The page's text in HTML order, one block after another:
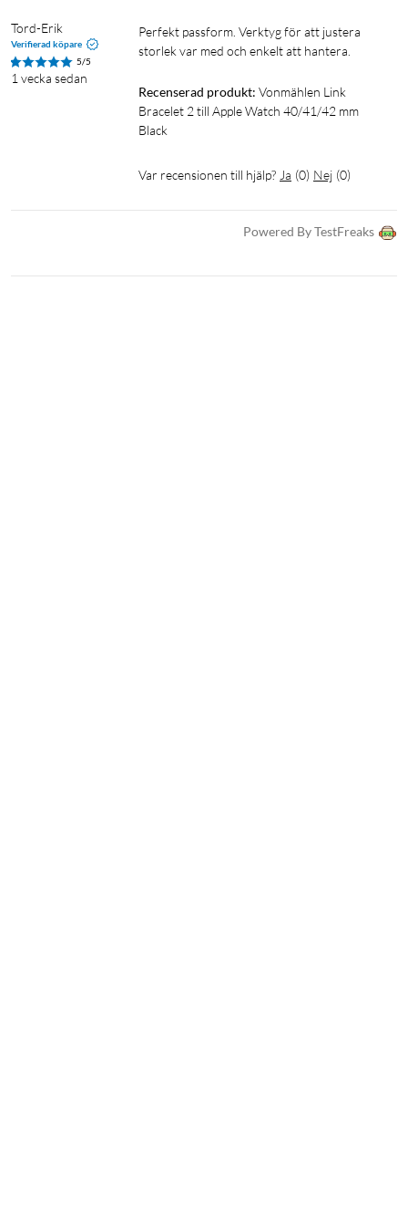
Tord-Erik
Verifierad köpare
5/5
1 vecka sedan
Perfekt passform. Verktyg för att justera
storlek var med och enkelt att hantera.
Recenserad produkt: Vonmählen Link
Bracelet 2 till Apple Watch 40/41/42 mm
Black
Var recensionen till hjälp? Ja (0) Nej (0)
Powered By TestFreaks